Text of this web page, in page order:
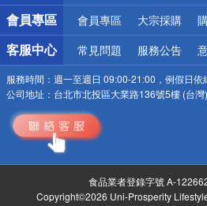
會員專區 會員專區 大宗採購
客服中心 常見問題 服務公告
服務時間： 週一至週日 09:00-21:00，例假日依
公司地址： 台北市北投區大業路136號5樓 (台灣)
食品業者登錄字號 A-
Copyright©2026 Uni-Prosperity